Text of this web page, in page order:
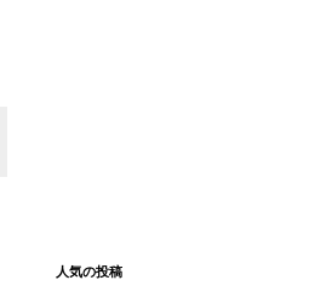
人気の投稿